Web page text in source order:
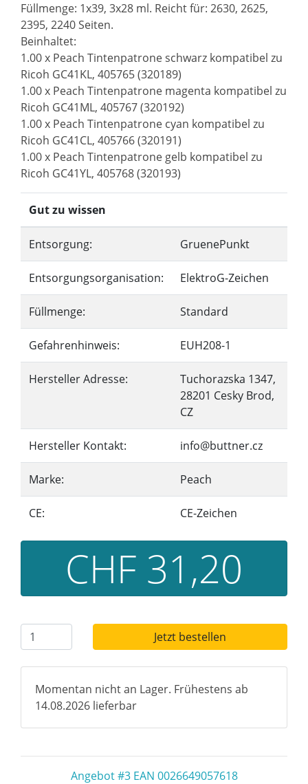
Füllmenge: 1x39, 3x28 ml. Reicht für: 2630, 2625,
2395, 2240 Seiten.
Beinhaltet:
1.00 x Peach Tintenpatrone schwarz kompatibel zu
Ricoh GC41KL, 405765 (320189)
1.00 x Peach Tintenpatrone magenta kompatibel zu
Ricoh GC41ML, 405767 (320192)
1.00 x Peach Tintenpatrone cyan kompatibel zu
Ricoh GC41CL, 405766 (320191)
1.00 x Peach Tintenpatrone gelb kompatibel zu
Ricoh GC41YL, 405768 (320193)
Gut zu wissen
Entsorgung: GruenePunkt
Entsorgungsorganisation: ElektroG-Zeichen
Füllmenge: Standard
Gefahrenhinweis: EUH208-1
Hersteller Adresse:
Tuchorazska 1347,
28201 Cesky Brod,
CZ
Hersteller Kontakt: info@buttner.cz
Marke: Peach
CE: CE-Zeichen
CHF 31,20
Jetzt bestellen
Momentan nicht an Lager. Frühestens ab
14.08.2026 lieferbar
Angebot #3 EAN 0026649057618